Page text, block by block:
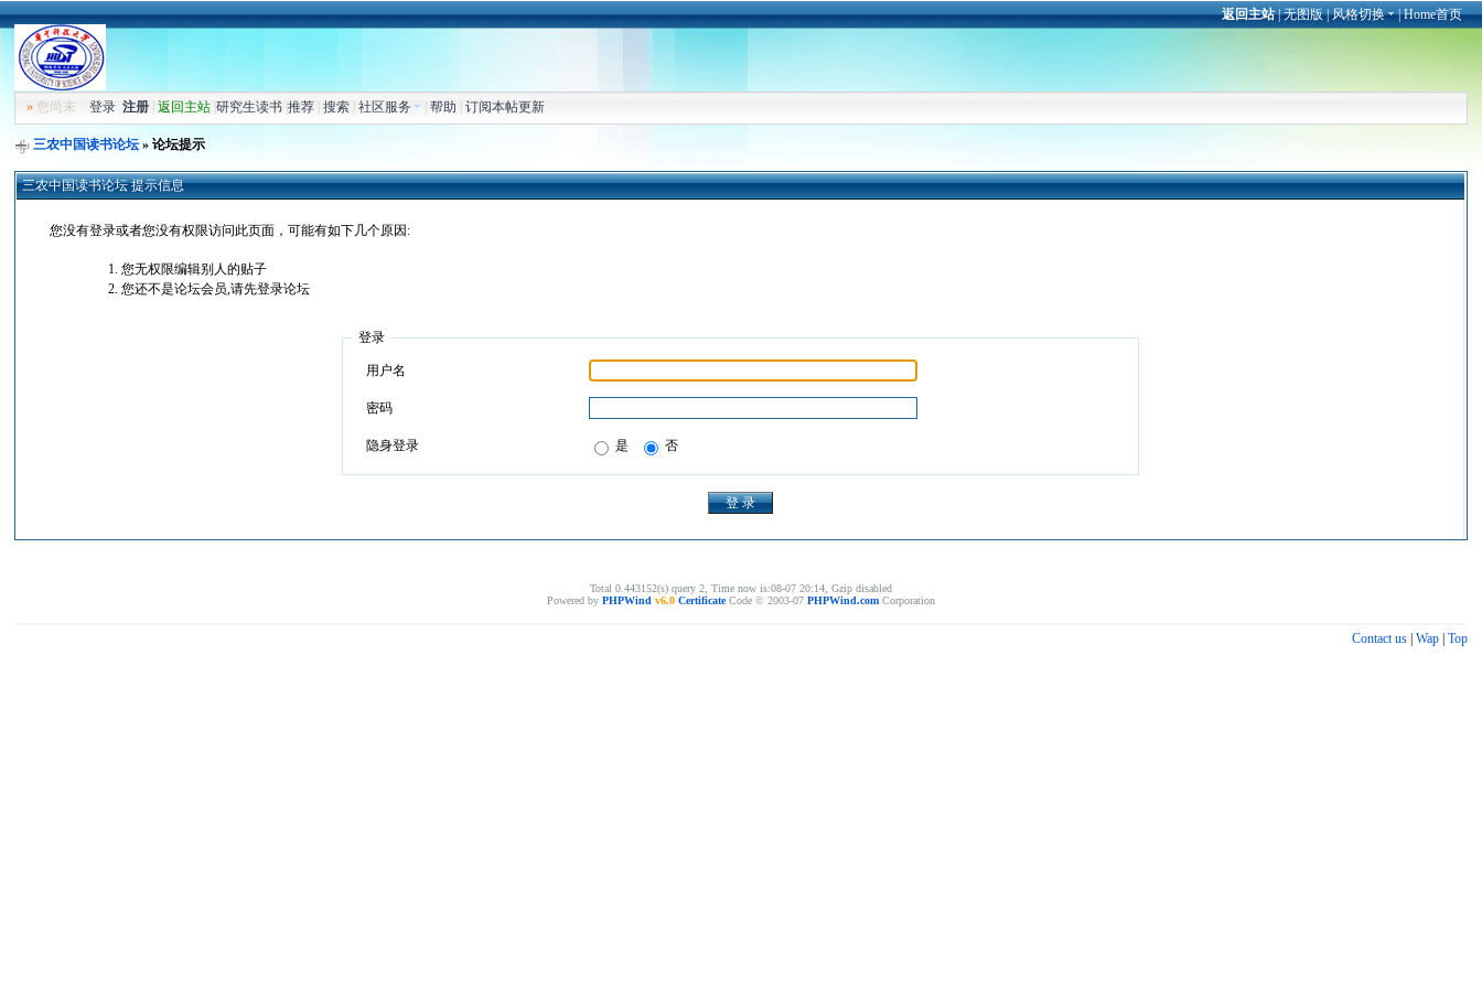
返回主站|无图版|风格切换 |Home首页
» 您尚未登录 注册 |返回主站 |研究生读书 |推荐 |搜索 |社区服务 |帮助 |订阅本帖更新
三农中国读书论坛» 论坛提示
三农中国读书论坛 提示信息
您没有登录或者您没有权限访问此页面，可能有如下几个原因:
您无权限编辑别人的贴子
您还不是论坛会员,请先登录论坛
登录
用户名
密码
隐身登录 是 否
Total 0.443152(s) query 2, Time now is:08-07 20:14, Gzip disabled
Powered by PHPWind v6.0 CertificateCode © 2003-07 PHPWind.com Corporation
Contact us| Wap| Top